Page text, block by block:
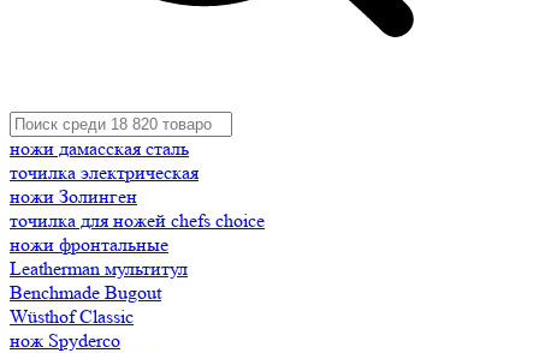
ножи дамасская сталь
точилка электрическая
ножи Золинген
точилка для ножей chefs choice
ножи фронтальные
Leatherman мультитул
Benchmade Bugout
Wüsthof Classic
нож Spyderco